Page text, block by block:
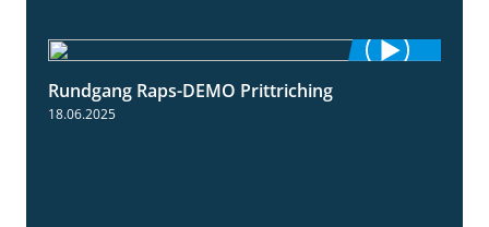
Rundgang Raps-DEMO Prittriching
18.06.2025